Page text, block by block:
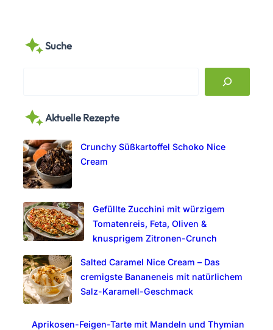
Suche
r
h
Aktuelle Rezepte
Crunchy Süßkartoffel Schoko Nice
Cream
Gefüllte Zucchini mit würzigem
Tomatenreis, Feta, Oliven &
knusprigem Zitronen-Crunch
Salted Caramel Nice Cream – Das
cremigste Bananeneis mit natürlichem
Salz-Karamell-Geschmack
Aprikosen-Feigen-Tarte mit Mandeln und Thymian